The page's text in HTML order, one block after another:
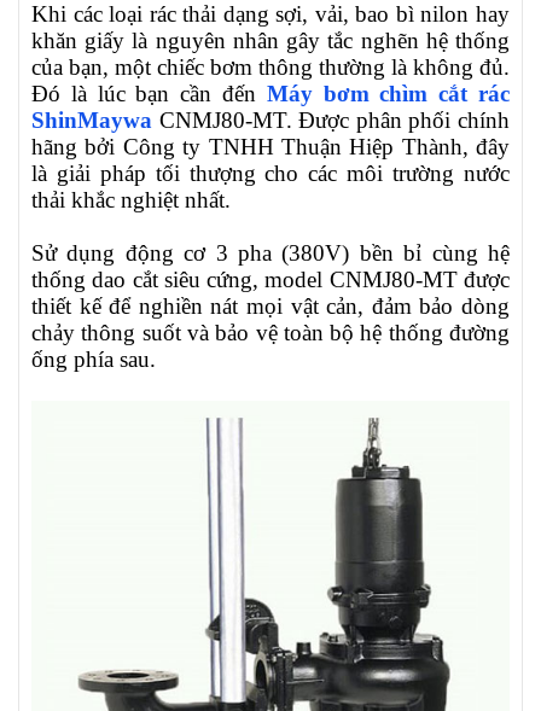
Khi các loại rác thải dạng sợi, vải, bao bì nilon hay
khăn giấy là nguyên nhân gây tắc nghẽn hệ thống
của bạn, một chiếc bơm thông thường là không đủ.
Đó là lúc bạn cần đến Máy bơm chìm cắt rác
ShinMaywa CNMJ80-MT. Được phân phối chính
hãng bởi Công ty TNHH Thuận Hiệp Thành, đây
là giải pháp tối thượng cho các môi trường nước
thải khắc nghiệt nhất.
Sử dụng động cơ 3 pha (380V) bền bỉ cùng hệ
thống dao cắt siêu cứng, model CNMJ80-MTđược
thiết kế để nghiền nát mọi vật cản, đảm bảo dòng
chảy thông suốt và bảo vệ toàn bộ hệ thống đường
ống phía sau.